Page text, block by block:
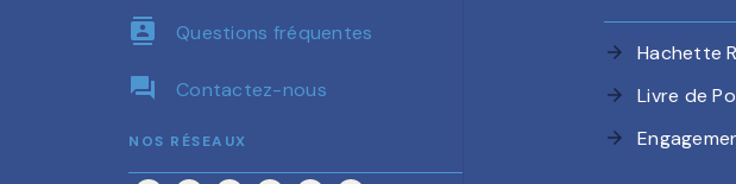
contacts Questions fréquentes
question_answer Contactez-nous
NOS RÉSEAUX
arrow_forward Hachette
arrow_forward Livre de
arrow_forward